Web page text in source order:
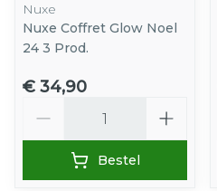
Nuxe
Nuxe Coffret Glow Noel
24 3 Prod.
€ 34,90
Bestel